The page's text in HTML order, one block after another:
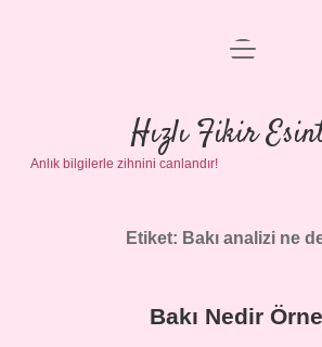
Anasayfa
Gizlilik Politikası
Yasal Uyarı
menüyü
Hızlı Fikir
Anlık bilgilerle zihnini canlandır!
Etiket: Bakı analizi ne
Bakı Nedir